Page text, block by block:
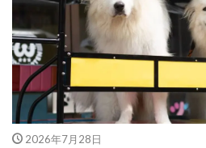
2026年7月28日